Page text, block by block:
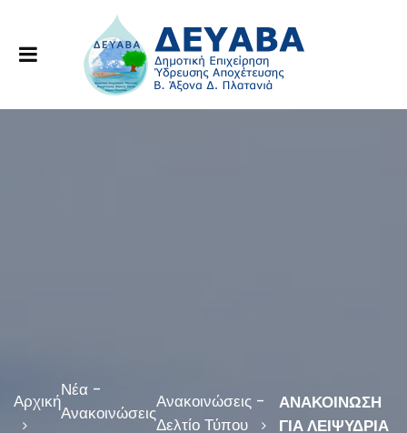
Αρχική
Νέα -
Ανακοινώσεις
Ανακοινώσεις -
Δελτίο Τύπου
ΑΝΑΚΟΙΝΩΣΗ
ΓΙΑ ΛΕΙΨΥΔΡΙΑ